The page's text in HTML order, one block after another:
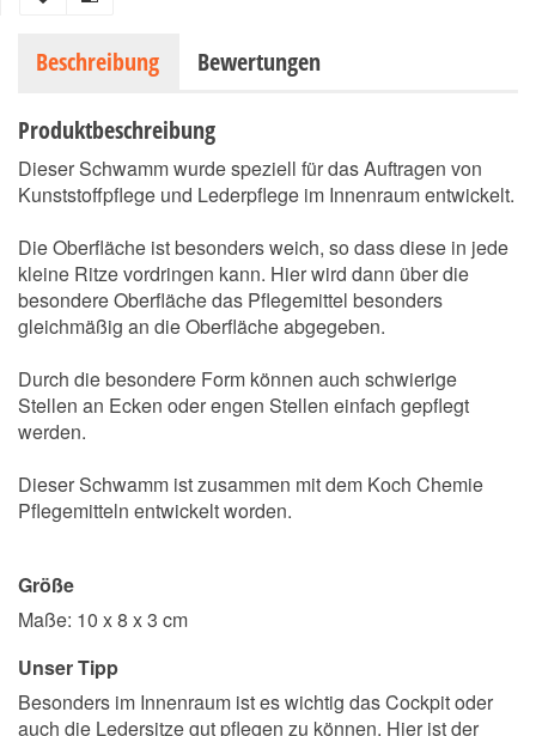
Beschreibung Bewertungen
Produktbeschreibung
Dieser Schwamm wurde speziell für das Auftragen von
Kunststoffpflege und Lederpflege im Innenraum entwickelt.
Die Oberfläche ist besonders weich, so dass diese in jede
kleine Ritze vordringen kann. Hier wird dann über die
besondere Oberfläche das Pflegemittel besonders
gleichmäßig an die Oberfläche abgegeben.
Durch die besondere Form können auch schwierige
Stellen an Ecken oder engen Stellen einfach gepflegt
werden.
Dieser Schwamm ist zusammen mit dem Koch Chemie
Pflegemitteln entwickelt worden.
Größe
Maße: 10 x 8 x 3 cm
Unser Tipp
Besonders im Innenraum ist es wichtig das Cockpit oder
auch die Ledersitze gut pflegen zu können. Hier ist der